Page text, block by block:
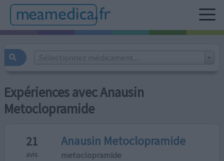
Sélectionnez médicament...
Expériences avec Anausin
Metoclopramide
21
avis
Anausin Metoclopramide
metoclopramide